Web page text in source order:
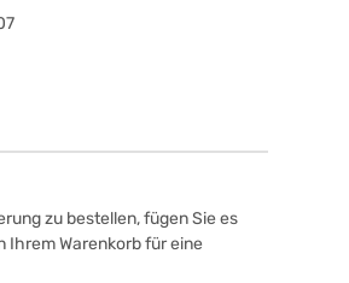
zu bestellen, fügen Sie es
Ihrem Warenkorb für eine